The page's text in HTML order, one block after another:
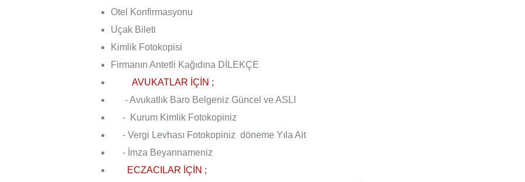
Otel Konfirmasyonu
Uçak Bileti
Kimlik Fotokopisi
Firmanın Antetli Kağıdına DİLEKÇE
AVUKATLAR İÇİN ;
- Avukatlık Baro Belgeniz Güncel ve ASLI
- Kurum Kimlik Fotokopiniz
- Vergi Levhası Fotokopiniz döneme Yıla Ait
- İmza Beyannameniz
ECZACILAR İÇİN ;